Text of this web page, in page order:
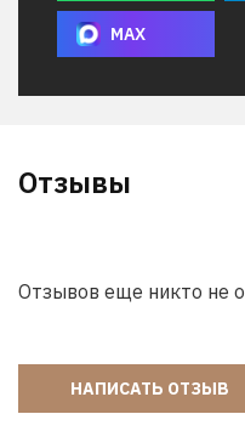
MAX
Отзывы
Отзывов еще никто не
НАПИСАТЬ ОТЗЫВ